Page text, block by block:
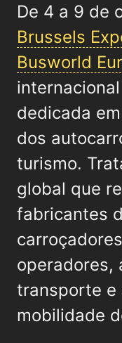
De 4 a 9 de
Brussels
Busworld
dedicada
dos
turismo.
global que
fabricantes
operadores,
transporte e
mobilidade